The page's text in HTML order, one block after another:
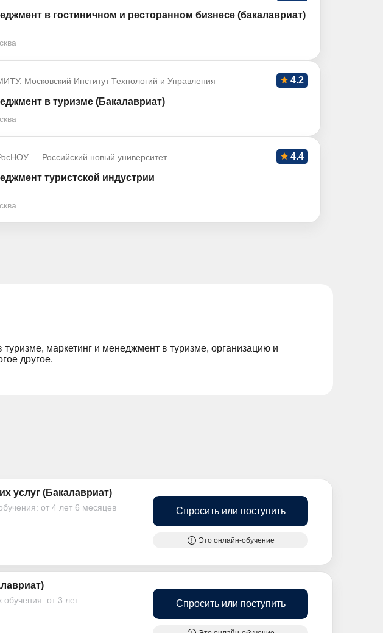
в гостиничном и ресторанном бизнесе (бакалавриат)
Московский Институт Технологий и Управления 4.2
в туризме (Бакалавриат)
— Российский новый университет 4.4
туристской индустрии
маркетинг и менеджмент в туризме, организацию и
другое.
услуг (Бакалавриат)
от 4 лет 6 месяцев Спросить или поступить
Это онлайн-обучение
обучения: от 3 лет Спросить или поступить